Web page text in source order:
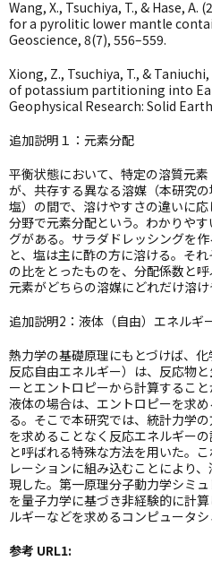
Wang, X., Tsuchiya, T., & Hase,
for a pyrolitic lower mantle
Geoscience, 8(7), 556–559.
Xiong, Z., Tsuchiya, T., &
of potassium partitioning into
Geophysical Research: Solid
追加説明１：元素分配
平衡状態において、特定の溶質元素
が、共存する異なる溶媒（本研究
塩）の間で、溶けやすさの違いに
分野で元素分配という。わかりや
グがある。サラダドレッシングを
と、塩は主に酢の方に溶ける。そ
の比をとったものを、分配係数と
元素がどちらの溶媒にどれだけ溶け
追加説明2：液体（自由）エネルギ
熱力学の基礎原理にもとづけば、
反応自由エネルギー）は、反応物
ーとエントロピーから計算するこ
液体の場合は、エントロピーを求
る。そこで本研究では、統計力学
を求めることなく反応エネルギー
と呼ばれる特殊な方法を用いた。
レーションに組み込むことにより
現した。第一原理分子動力学シミ
を量子力学に基づき非経験的に計
ルギーなどを求めるコンピュータ
参考 URL1: